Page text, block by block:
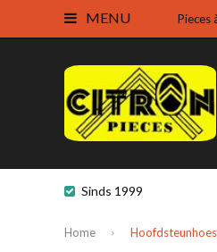
MENU Pieces
Sinds 1999
Home